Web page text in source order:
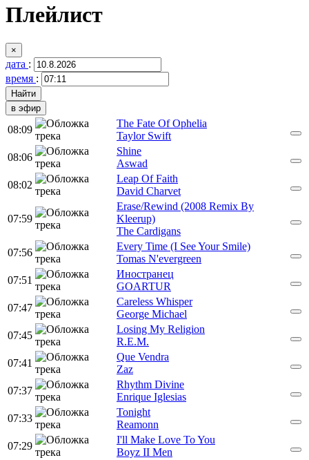
Плейлист
×
дата :
время :
в эфир
08:09
The Fate Of Ophelia
Taylor Swift
08:06
Shine
Aswad
08:02
Leap Of Faith
David Charvet
07:59
Erase/Rewind (2008 Remix By
Kleerup)
The Cardigans
07:56
Every Time (I See Your Smile)
Tomas N'evergreen
07:51
Иностранец
GOARTUR
07:47
Careless Whisper
George Michael
07:45
Losing My Religion
R.E.M.
07:41
Que Vendra
Zaz
07:37
Rhythm Divine
Enrique Iglesias
07:33
Tonight
Reamonn
07:29
I'll Make Love To You
Boyz II Men